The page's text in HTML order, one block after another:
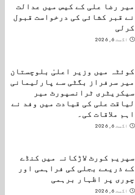
میر رضا علی کے کیس میں عدالت
نے قبر کشائی کی درخواست قبول
کرلی
اگست 6, 2026
کوئٹہ میں وزیر اعلیٰ بلوچستان
میر سرفراز بگٹی سے پارلیمانی
سیکریٹری ٹرانسپورٹ میر
لیاقت علی کی قیادت میں وفد نے
اہم ملاقات کی۔
اگست 6, 2026
سپریم کورٹ لاڑکانہ میں کنڈے
کے ذریعے بجلی کی فراہمی اور
چوری پر اظہار برہمی
اگست 6, 2026